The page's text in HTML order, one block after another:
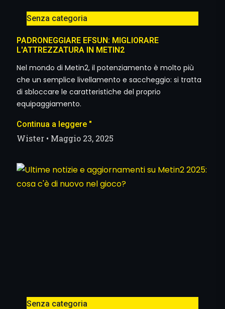
Senza categoria
PADRONEGGIARE EFSUN: MIGLIORARE
L'ATTREZZATURA IN METIN2
Nel mondo di Metin2, il potenziamento è molto più
che un semplice livellamento e saccheggio: si tratta
di sbloccare le caratteristiche del proprio
equipaggiamento.
Continua a leggere "
Wister Maggio 23, 2025
Senza categoria